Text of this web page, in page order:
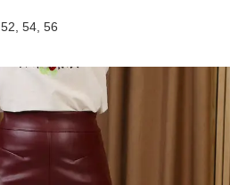
54, 56